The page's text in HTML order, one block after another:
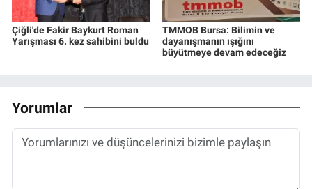
Çiğli'de Fakir Baykurt Roman
Yarışması 6. kez sahibini buldu
TMMOB Bursa: Bilimin ve
dayanışmanın ışığını
büyütmeye devam edeceğiz
Yorumlar